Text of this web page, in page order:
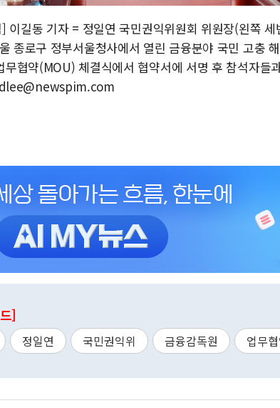
이길동 기자 = 정일연 국민권익위원회 위원장(왼쪽
종로구 정부서울청사에서 열린 금융분야 국민 고충
무협약(MOU) 체결식에서 협약서에 서명 후 참석자들
]
정일연 국민권익위 금융감독원 업무